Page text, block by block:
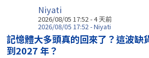
Niyati
2026/08/05 17:52 - 4 天前
2026/08/05 17:52 - Niyati
記憶體大多頭真的回來了？這波缺
到2027 年？